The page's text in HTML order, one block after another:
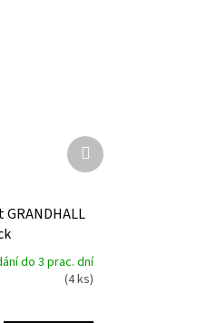
do 3 prac. dní
(4 ks)
Další
produkt